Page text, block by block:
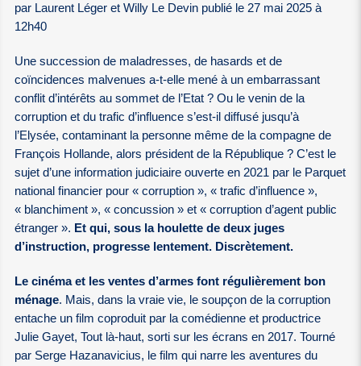
par Laurent Léger et Willy Le Devin publié le 27 mai 2025 à
12h40
Une succession de maladresses, de hasards et de
coïncidences malvenues a-t-elle mené à un embarrassant
conflit d’intérêts au sommet de l’Etat ? Ou le venin de la
corruption et du trafic d’influence s’est-il diffusé jusqu’à
l’Elysée, contaminant la personne même de la compagne de
François Hollande, alors président de la République ? C’est le
sujet d’une information judiciaire ouverte en 2021 par le Parquet
national financier pour « corruption », « trafic d’influence »,
« blanchiment », « concussion » et « corruption d’agent public
étranger ». Et qui, sous la houlette de deux juges
d’instruction, progresse lentement. Discrètement.
Le cinéma et les ventes d’armes font régulièrement bon
ménage. Mais, dans la vraie vie, le soupçon de la corruption
entache un film coproduit par la comédienne et productrice
Julie Gayet, Tout là-haut, sorti sur les écrans en 2017. Tourné
par Serge Hazanavicius, le film qui narre les aventures du